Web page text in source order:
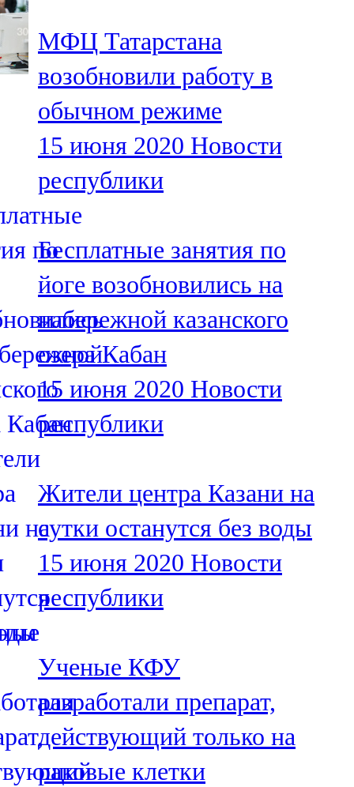
МФЦ Татарстана
возобновили работу в
обычном режиме
15 июня 2020 Новости
республики
Бесплатные занятия по
йоге возобновились на
набережной казанского
озера Кабан
15 июня 2020 Новости
республики
Жители центра Казани на
сутки останутся без воды
15 июня 2020 Новости
республики
Ученые КФУ
разработали препарат,
действующий только на
раковые клетки